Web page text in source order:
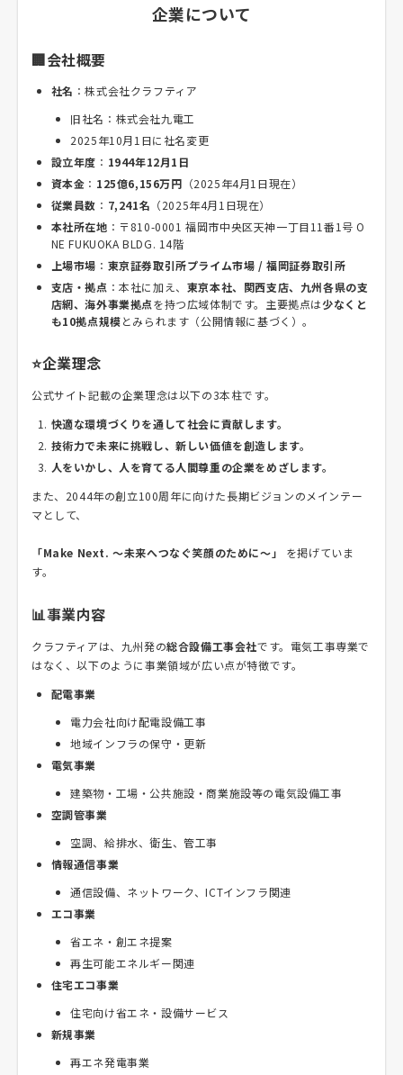
企業について
🏢会社概要
社名 ：株式会社クラフティア
旧社名：株式会社九電工
2025年10月1日に社名変更
設立年度 ： 1944年12月1日
資本金 ： 125億6,156万円 （2025年4月1日現在）
従業員数 ： 7,241名 （2025年4月1日現在）
本社所在地 ：〒810-0001 福岡市中央区天神一丁目11番1号 O
NE FUKUOKA BLDG. 14階
上場市場 ： 東京証券取引所プライム市場 / 福岡証券取引所
支店・拠点 ：本社に加え、 東京本社、関西支店、九州各県の支
店網、海外事業拠点を持つ広域体制です。主要拠点は少なくと
も10拠点規模とみられます（公開情報に基づく）。
⭐企業理念
公式サイト記載の企業理念は以下の3本柱です。
快適な環境づくりを通して社会に貢献します。
技術力で未来に挑戦し、新しい価値を創造します。
人をいかし、人を育てる人間尊重の企業をめざします。
また、2044年の創立100周年に向けた長期ビジョンのメインテー
マとして、
「Make Next. ～未来へつなぐ笑顔のために～」
を掲げていま
す。
📊事業内容
クラフティアは、九州発の総合設備工事会社です。電気工事専業で
はなく、以下のように事業領域が広い点が特徴です。
配電事業
電力会社向け配電設備工事
地域インフラの保守・更新
電気事業
建築物・工場・公共施設・商業施設等の電気設備工事
空調管事業
空調、給排水、衛生、管工事
情報通信事業
通信設備、ネットワーク、ICTインフラ関連
エコ事業
省エネ・創エネ提案
再生可能エネルギー関連
住宅エコ事業
住宅向け省エネ・設備サービス
新規事業
再エネ発電事業